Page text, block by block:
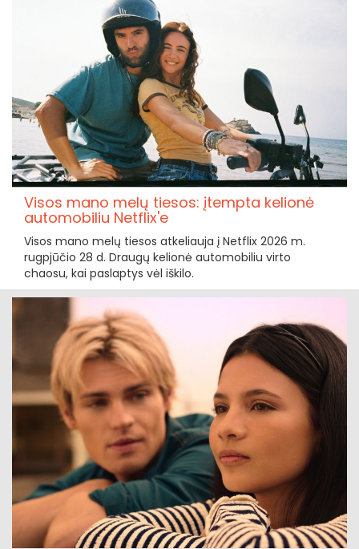
Visos mano melų tiesos: įtempta kelionė
automobiliu Netflix'e
Visos mano melų tiesos atkeliauja į Netflix 2026 m.
rugpjūčio 28 d. Draugų kelionė automobiliu virto
chaosu, kai paslaptys vėl iškilo.